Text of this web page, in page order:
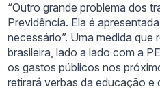
“Outro grande problema dos
Previdência. Ela é
necessário”. Uma medida
brasileira, lado a lado com a
os gastos públicos nos
retirará verbas da educação e